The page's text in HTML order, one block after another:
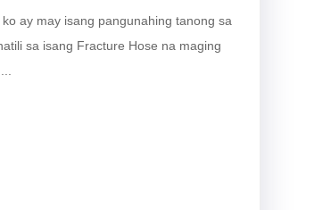
ay may isang pangunahing tanong sa
sa isang Fracture Hose na maging